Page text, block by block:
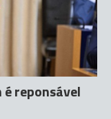
reponsável